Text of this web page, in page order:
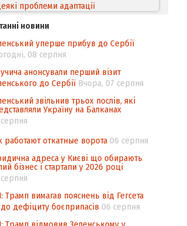
проблеми адаптації
товарів відповідно до
про торговельні аспекти прав
власності (TRIPS) у
євроінтеграції
виборчого законодавства щодо
механізму повторного
голосів виборців
Інформаційна безпека суспільства
новини
уперше прибув до Сербії
08 серпня
анонсували перший візит
до Сербії Вчора, 07 серпня
звільнив трьох послів, які
Україну на Балканах
работают откатные ворота 06 серпня
адреса у Києві що обирають
бізнес і стартапи у 2026 році
Трамп вимагав пояснень від Гегсета
дефіциту боєприпасів 06 серпня